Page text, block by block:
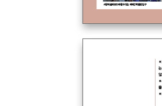
Arles 아를
Strasbourg 스트라스부르